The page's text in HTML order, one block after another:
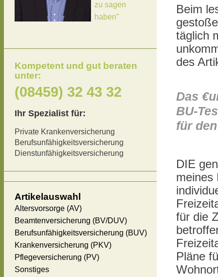
Beim
täglich
des
Das
BU-
für
DIE
meines
für die
Pläne
zu sagen
haben"
Kompetent und gut beraten
unter:
(08459) 32 43 32
Ihr Spezialist für:
Private Krankenversicherung
Berufsunfähigkeitsversicherung
Dienstunfähigkeitsversicherung
Artikelauswahl
Altersvorsorge (AV)
Beamtenversicherung (BV/DUV)
Berufsunfähigkeitsversicherung (BUV)
Krankenversicherung (PKV)
Pflegeversicherung (PV)
Sonstiges